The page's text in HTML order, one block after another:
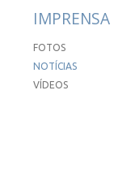
IMPRENSA
FOTOS
NOTÍCIAS
VÍDEOS